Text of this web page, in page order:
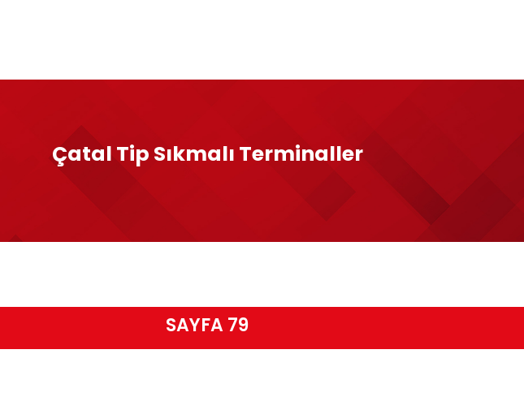
Çatal Tip Sıkmalı Terminaller
SAYFA 79